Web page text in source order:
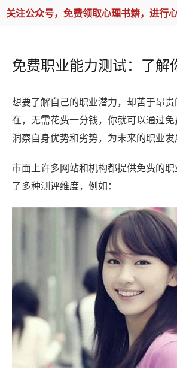
关注公众号，免费领取心理书籍，进行心
免费职业能力测试：了解
想要了解自己的职业潜力，却苦于昂
在，无需花费一分钱，你就可以通过免
洞察自身优势和劣势，为未来的职业发
市面上许多网站和机构都提供免费的
了多种测评维度，例如：